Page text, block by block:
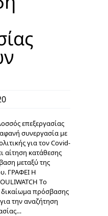
επεξεργασίας
συνεργασία με
για τον Covid-
αίτηση κατάθεσης
μεταξύ της
ΓΡΑΦΕΙ Η
Tο
δικαίωμα πρόσβασης
την αναζήτηση